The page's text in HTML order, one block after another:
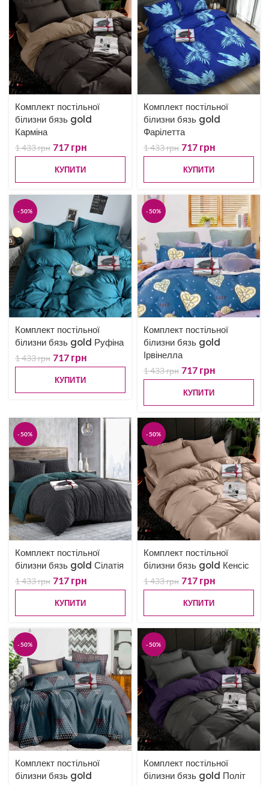
Комплект постільної
білизни бязь gold
Карміна
1 433грн 717 грн
КУПИТИ
Комплект постільної
білизни бязь gold
Фарілетта
1 433грн 717 грн
КУПИТИ
-50%
Комплект постільної
білизни бязь gold Руфіна
1 433грн 717 грн
КУПИТИ
-50%
Комплект постільної
білизни бязь gold
Ірвінелла
1 433грн 717 грн
КУПИТИ
-50%
Комплект постільної
білизни бязь gold Сілатія
1 433грн 717 грн
КУПИТИ
-50%
Комплект постільної
білизни бязь gold Кенсіс
1 433грн 717 грн
КУПИТИ
-50%
Комплект постільної
білизни бязь gold
-50%
Комплект постільної
білизни бязь gold Політ